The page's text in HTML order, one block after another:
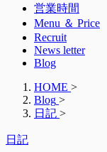
営業時間
Menu ＆ Price
Recruit
News letter
Blog
HOME >
Blog >
日記 >
日記